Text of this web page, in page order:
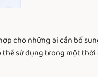
cho những ai cần bổ
sử dụng trong một